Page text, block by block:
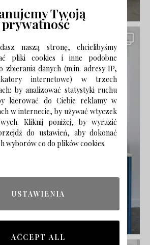
Twoją
prywatność
naszą stronę, chcielibyśmy
pliki cookies i inne podobne
zbierania danych (m.in. adresy IP,
internetowe) w trzech
by analizować statystyki ruchu
kierować do Ciebie reklamy w
w internecie, by używać wtyczek
Kliknij poniżej, by wyrazić
do ustawień, aby dokonać
wyborów co do plików cookies.
USTAWIENIA
ACCEPT ALL